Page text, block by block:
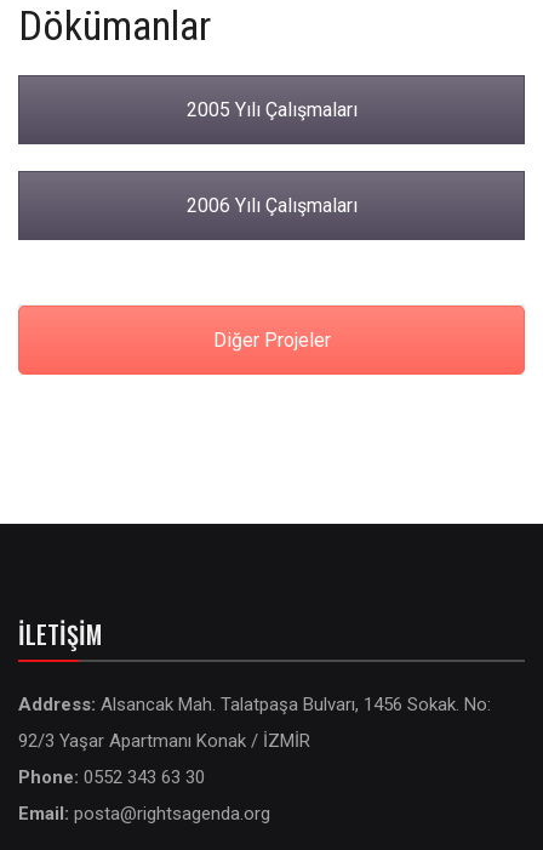
Dökümanlar
2005 Yılı Çalışmaları
2006 Yılı Çalışmaları
Diğer Projeler
İLETIŞIM
Address: Alsancak Mah. Talatpaşa Bulvarı, 1456 Sokak. No:
92/3 Yaşar Apartmanı Konak / İZMİR
Phone: 0552 343 63 30
Email: posta@rightsagenda.org